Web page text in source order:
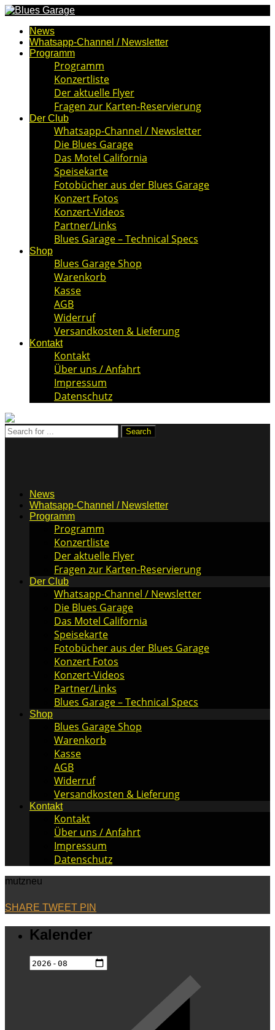
News
Whatsapp-Channel / Newsletter
Programm
Programm
Konzertliste
Der aktuelle Flyer
Fragen zur Karten-Reservierung
Der Club
Whatsapp-Channel / Newsletter
Die Blues Garage
Das Motel California
Speisekarte
Fotobücher aus der Blues Garage
Konzert Fotos
Konzert-Videos
Partner/Links
Blues Garage – Technical Specs
Shop
Blues Garage Shop
Warenkorb
Kasse
AGB
Widerruf
Versandkosten & Lieferung
Kontakt
Kontakt
Über uns / Anfahrt
Impressum
Datenschutz
News
Whatsapp-Channel / Newsletter
Programm
Programm
Konzertliste
Der aktuelle Flyer
Fragen zur Karten-Reservierung
Der Club
Whatsapp-Channel / Newsletter
Die Blues Garage
Das Motel California
Speisekarte
Fotobücher aus der Blues Garage
Konzert Fotos
Konzert-Videos
Partner/Links
Blues Garage – Technical Specs
Shop
Blues Garage Shop
Warenkorb
Kasse
AGB
Widerruf
Versandkosten & Lieferung
Kontakt
Kontakt
Über uns / Anfahrt
Impressum
Datenschutz
mutzneu
SHARE TWEET PIN
Kalender